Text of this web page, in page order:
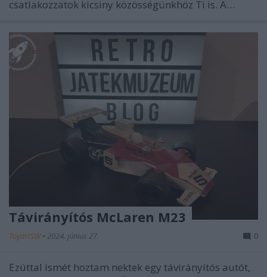
csatlakozzatok kicsiny közösségünkhöz Ti is. A…
Távirányítós McLaren M23
ToyaHSW • 2024. június 27. 0
Ezúttal ismét hoztam nektek egy távirányítós autót,